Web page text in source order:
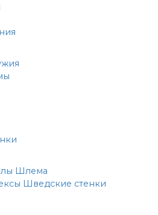
Шлема
Шведские стенки